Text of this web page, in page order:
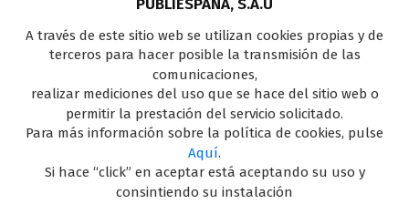
Publiespaña es empresa de Mediaset España
concesionaria del espacio publicitario de sus siete
canales en abierto: Telecinco, Cuatro, Factoría de Ficción,
Boing, Divinity , Energy y Be Mad, así como de una amplia
oferta en el panorama de medios y con una gran
experiencia en la comercialización de diferentes
soportes en Internet y TV Outdoor Digital.
PUBLIESPAÑA, S.A.U
A través de este sitio web se utilizan cookies propias y de
terceros para hacer posible la transmisión de las
comunicaciones,
realizar mediciones del uso que se hace del sitio web o
permitir la prestación del servicio solicitado.
Para más información sobre la política de cookies, pulse
Aquí.
Si hace “click” en aceptar está aceptando su uso y
consintiendo su instalación